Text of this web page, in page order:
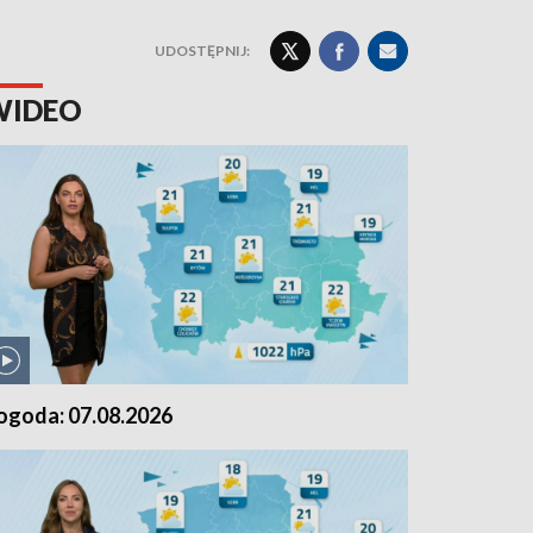
UDOSTĘPNIJ:
07.08.2026